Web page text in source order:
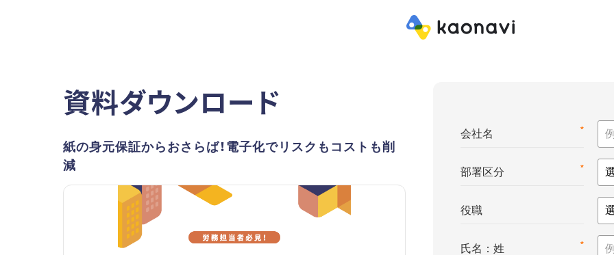
資料ダウンロード
紙の身元保証からおさらば！電子化でリスクもコストも削
減
*
会社名
*
部署区分
役職
*
氏名：姓